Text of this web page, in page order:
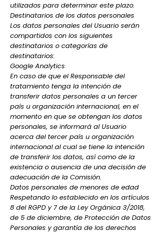
utilizados para determinar este plazo.
Destinatarios de los datos personales
Los datos personales del Usuario serán
compartidos con los siguientes
destinatarios o categorías de
destinatarios:
Google Analytics
En caso de que el Responsable del
tratamiento tenga la intención de
transferir datos personales a un tercer
país u organización internacional, en el
momento en que se obtengan los datos
personales, se informará al Usuario
acerca del tercer país u organización
internacional al cual se tiene la intención
de transferir los datos, así como de la
existencia o ausencia de una decisión de
adecuación de la Comisión.
Datos personales de menores de edad
Respetando lo establecido en los artículos
8 del RGPD y 7 de la Ley Orgánica 3/2018,
de 5 de diciembre, de Protección de Datos
Personales y garantía de los derechos